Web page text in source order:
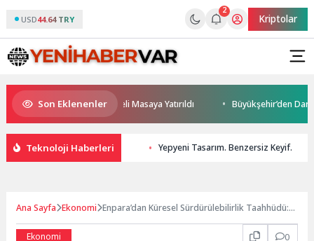
USD44.64 TRY
2
Kriptolar
Son Eklenenler
ve Yatırım Potansiyeli Masaya Yatırıldı Büyükşehir’den
Teknoloji Haberleri Yepyeni Tasarım. Benzersiz Keyif.
Ana Sayfa Ekonomi Enpara’dan Küresel Sürdürülebilirlik Taahhüdü:
Ekonomi
0